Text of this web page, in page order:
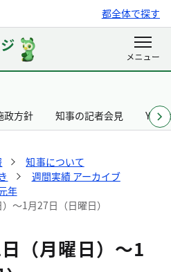
都全体で探す
政方針 知事の記者会見
知事について
週間実績 アーカイブ
年
～1月27日（日曜日）
（月曜日）～1